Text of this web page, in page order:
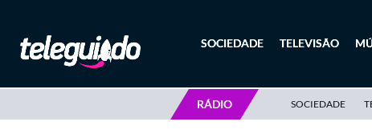
SOCIEDADE TELEVISÃO
RÁDIO SOCIEDADE